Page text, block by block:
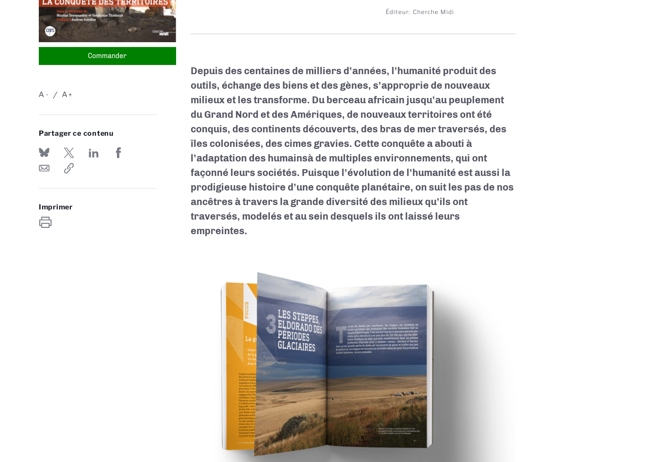
Commander
-
A +
A
Partager ce contenu
Imprimer
Éditeur Cherche Midi
Depuis des centaines de milliers d’années, l’humanité produit des
outils, échange des biens et des gènes, s’approprie de nouveaux
milieux et les transforme. Du berceau africain jusqu’au peuplement
du Grand Nord et des Amériques, de nouveaux territoires ont été
conquis, des continents découverts, des bras de mer traversés, des
îles colonisées, des cimes gravies. Cette conquête a abouti à
l’adaptation des humainsà de multiples environnements, qui ont
façonné leurs sociétés. Puisque l’évolution de l’humanité est aussi la
prodigieuse histoire d’une conquête planétaire, on suit les pas de nos
ancêtres à travers la grande diversité des milieux qu’ils ont
traversés, modelés et au sein desquels ils ont laissé leurs
empreintes.